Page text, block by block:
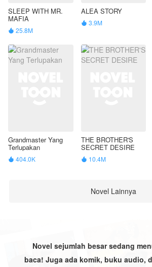
SLEEP WITH MR.
MAFIA
 25.8M
ALEA STORY
 3.9M
Grandmaster Yang
Terlupakan
 404.0K
THE BROTHER'S
SECRET DESIRE
 10.4M
Novel Lainnya
Novel sejumlah besar sedang
baca! Juga ada komik, buku audio,